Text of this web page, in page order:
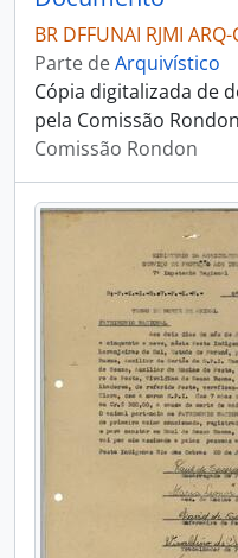
BR DFFUNAI RJMI
Parte deArquivístico
Cópia digitalizada de
pela Comissão Rondon
Comissão Rondon